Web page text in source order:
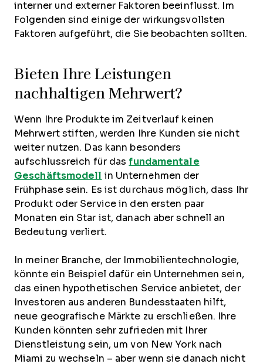
interner und externer Faktoren beeinflusst. Im
Folgenden sind einige der wirkungsvollsten
Faktoren aufgeführt, die Sie beobachten sollten.
Bieten Ihre Leistungen
nachhaltigen Mehrwert?
Wenn Ihre Produkte im Zeitverlauf keinen
Mehrwert stiften, werden Ihre Kunden sie nicht
weiter nutzen. Das kann besonders
aufschlussreich für das fundamentale
Geschäftsmodell in Unternehmen der
Frühphase sein. Es ist durchaus möglich, dass Ihr
Produkt oder Service in den ersten paar
Monaten ein Star ist, danach aber schnell an
Bedeutung verliert.
In meiner Branche, der Immobilientechnologie,
könnte ein Beispiel dafür ein Unternehmen sein,
das einen hypothetischen Service anbietet, der
Investoren aus anderen Bundesstaaten hilft,
neue geografische Märkte zu erschließen. Ihre
Kunden könnten sehr zufrieden mit Ihrer
Dienstleistung sein, um von New York nach
Miami zu wechseln – aber wenn sie danach nicht